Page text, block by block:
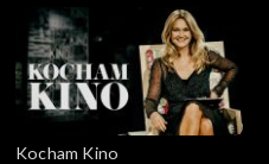
Kocham Kino